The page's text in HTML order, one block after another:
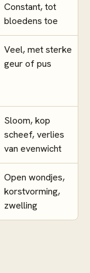
Constant, tot
bloedens toe
Veel, met sterke
geur of pus
Sloom, kop
scheef, verlies
van evenwicht
Open wondjes,
korstvorming,
zwelling